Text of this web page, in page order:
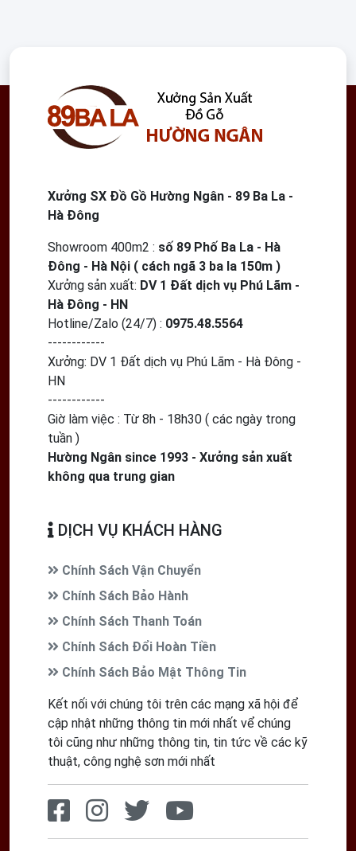
Xưởng SX Đồ Gồ Hường Ngân - 89 Ba La -
Hà Đông
Showroom 400m2 : số 89 Phố Ba La - Hà
Đông - Hà Nội ( cách ngã 3 ba la 150m )
Xưởng sản xuất: DV 1 Đất dịch vụ Phú Lãm -
Hà Đông - HN
Hotline/Zalo (24/7) : 0975.48.5564
------------
Xưởng: DV 1 Đất dịch vụ Phú Lãm - Hà Đông -
HN
------------
Giờ làm việc : Từ 8h - 18h30 ( các ngày trong
tuần )
Hường Ngân since 1993 - Xưởng sản xuất
không qua trung gian
DỊCH VỤ KHÁCH HÀNG
Chính Sách Vận Chuyển
Chính Sách Bảo Hành
Chính Sách Thanh Toán
Chính Sách Đổi Hoàn Tiền
Chính Sách Bảo Mật Thông Tin
Kết nối với chúng tôi trên các mạng xã hội để
cập nhật những thông tin mới nhất vể chúng
tôi cũng như những thông tin, tin tức về các kỹ
thuật, công nghệ sơn mới nhất